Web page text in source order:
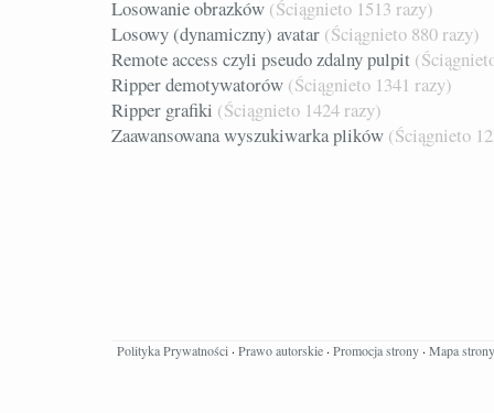
Losowanie obrazków (Ściągnieto 1513 razy)
Losowy (dynamiczny) avatar (Ściągnieto 880 razy)
Remote access czyli pseudo zdalny pulpit
Ripper demotywatorów (Ściągnieto 1341 razy)
Ripper grafiki (Ściągnieto 1424 razy)
Zaawansowana wyszukiwarka plików (Ściągnieto
Polityka Prywatności · Prawo autorskie · Promocja strony · Mapa strony